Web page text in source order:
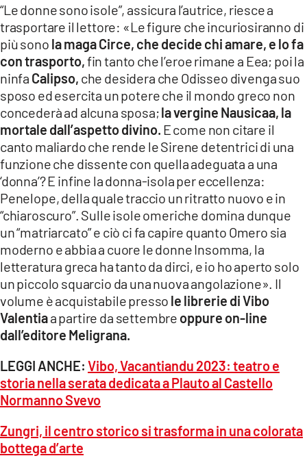
“Le donne sono isole”, assicura l’autrice, riesce a
trasportare il lettore: «Le figure che incuriosiranno di
più sono la maga Circe, che decide chi amare, e lo fa
con trasporto,fin tanto che l’eroe rimane a Eea; poi la
ninfa Calipso, che desidera che Odisseo divenga suo
sposo ed esercita un potere che il mondo greco non
concederà ad alcuna sposa;la vergine Nausicaa, la
mortale dall’aspetto divino. E come non citare il
canto maliardo che rende le Sirene detentrici di una
funzione che dissente con quella adeguata a una
‘donna’? E infine la donna-isola per eccellenza:
Penelope, della quale traccio un ritratto nuovo e in
“chiaroscuro”. Sulle isole omeriche domina dunque
un “matriarcato” e ciò ci fa capire quanto Omero sia
moderno e abbia a cuore le donne Insomma, la
letteratura greca ha tanto da dirci, e io ho aperto solo
un piccolo squarcio da una nuova angolazione». Il
volume è acquistabile presso le librerie di Vibo
Valentiaa partire da settembre oppure on-line
dall’editore Meligrana.
LEGGI ANCHE: Vibo, Vacantiandu 2023: teatro e
storia nella serata dedicata a Plauto al Castello
Normanno Svevo
Zungri, il centro storico si trasforma in una colorata
bottega d’arte